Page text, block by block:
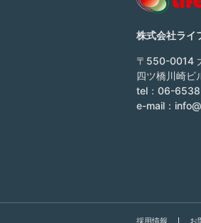
株式会社ライ
〒550-0014
四ツ橋川崎ビ
tel：06-
e-mail：
採用情報 お